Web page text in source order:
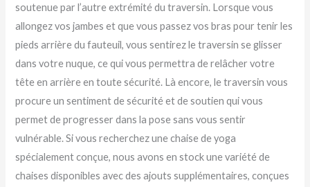
soutenue par l’autre extrémité du traversin. Lorsque vous
allongez vos jambes et que vous passez vos bras pour tenir les
pieds arrière du fauteuil, vous sentirez le traversin se glisser
dans votre nuque, ce qui vous permettra de relâcher votre
tête en arrière en toute sécurité. Là encore, le traversin vous
procure un sentiment de sécurité et de soutien qui vous
permet de progresser dans la pose sans vous sentir
vulnérable. Si vous recherchez une chaise de yoga
spécialement conçue, nous avons en stock une variété de
chaises disponibles avec des ajouts supplémentaires, conçues